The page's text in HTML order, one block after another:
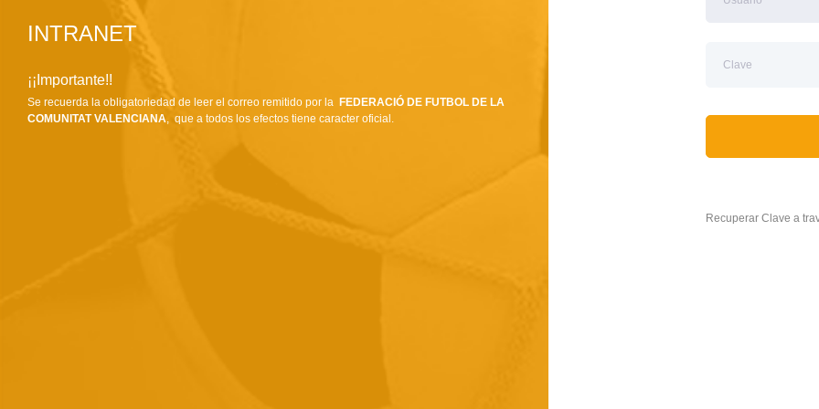
INTRANET
¡¡Importante!!
Se recuerda la obligatoriedad de leer el correo remitido por la FEDERACIÓ DE FUTBOL DE LA
COMUNITAT VALENCIANA , que a todos los efectos tiene caracter oficial.
Recuperar Clave a